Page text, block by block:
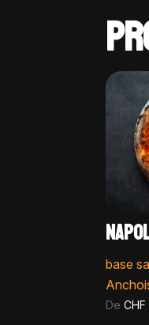
base
DeCHF